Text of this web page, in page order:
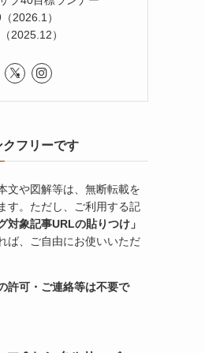
2026.1）
2025.12）
フリーです
文や図解等は、無断転載を
す。ただし、ご利用する記
対象記事URLの貼りつけ」
ば、ご自由にお使いいただ
許可・ご連絡等は不要で